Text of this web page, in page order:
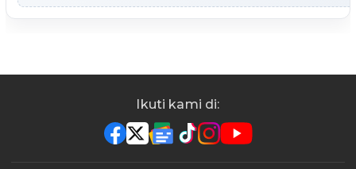
Ikuti kami di: